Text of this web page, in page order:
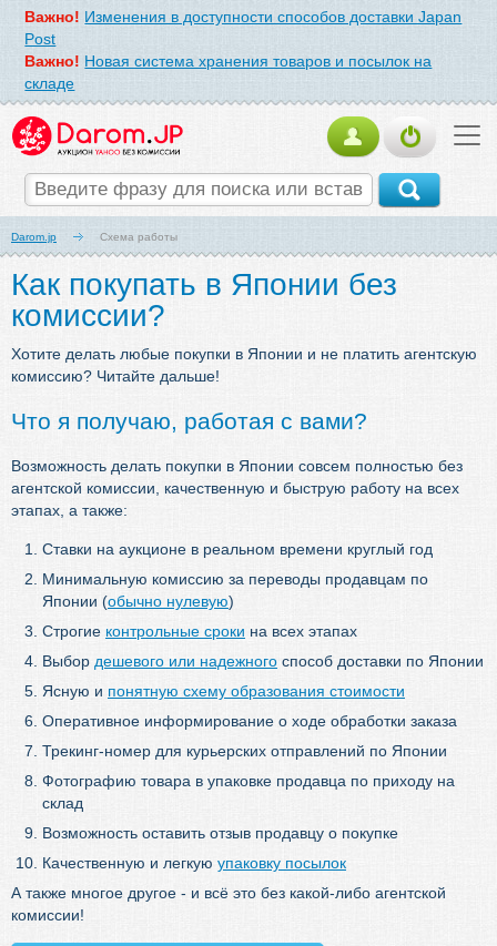
Важно! Изменения в доступности способов доставки Japan
Post
Важно! Новая система хранения товаров и посылок на
складе
Darom.jp Схема работы
Как покупать в Японии без
комиссии?
Хотите делать любые покупки в Японии и не платить агентскую
комиссию? Читайте дальше!
Что я получаю, работая с вами?
Возможность делать покупки в Японии совсем полностью без
агентской комиссии, качественную и быструю работу на всех
этапах, а также:
Ставки на аукционе в реальном времени круглый год
Минимальную комиссию за переводы продавцам по
Японии (обычно нулевую)
Строгие контрольные сроки на всех этапах
Выбор дешевого или надежного способ доставки по Японии
Ясную и понятную схему образования стоимости
Оперативное информирование о ходе обработки заказа
Трекинг-номер для курьерских отправлений по Японии
Фотографию товара в упаковке продавца по приходу на
склад
Возможность оставить отзыв продавцу о покупке
Качественную и легкую упаковку посылок
А также многое другое - и всё это без какой-либо агентской
комиссии!